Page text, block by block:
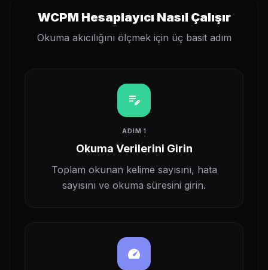
WCPM Hesaplayıcı Nasıl Çalışır
Okuma akıcılığını ölçmek için üç basit adım
edit_note
ADIM 1
Okuma Verilerini Girin
Toplam okunan kelime sayısını, hata
sayısını ve okuma süresini girin.
speed